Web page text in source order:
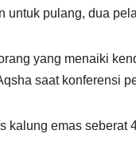
untuk pulang, dua
yang menaiki
saat konferensi
kalung emas